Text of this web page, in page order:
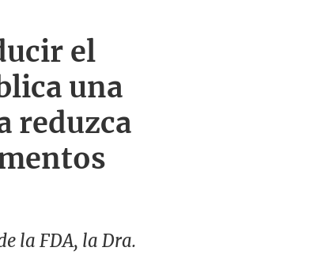
el
una
reduzca
la FDA, la Dra.